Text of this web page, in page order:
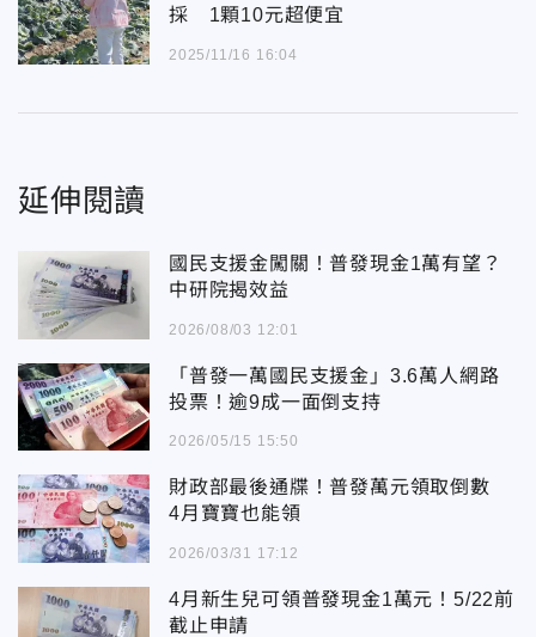
採 1顆10元超便宜
2025/11/16 16:04
延伸閱讀
國民支援金闖關！普發現金1萬有望？
中研院揭效益
2026/08/03 12:01
「普發一萬國民支援金」3.6萬人網路
投票！逾9成一面倒支持
2026/05/15 15:50
財政部最後通牒！普發萬元領取倒數
4月寶寶也能領
2026/03/31 17:12
4月新生兒可領普發現金1萬元！5/22前
截止申請